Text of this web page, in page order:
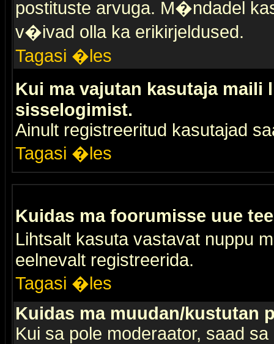
postituste arvuga. M�ndadel
v�ivad olla ka erikirjeldused.
Tagasi �les
Kui ma vajutan kasutaja
sisselogimist.
Ainult registreeritud kasutajad
Tagasi �les
Kuidas ma foorumisse uue
Lihtsalt kasuta vastavat nuppu
eelnevalt registreerida.
Tagasi �les
Kuidas ma muudan/kustutan
Kui sa pole moderaator, saad